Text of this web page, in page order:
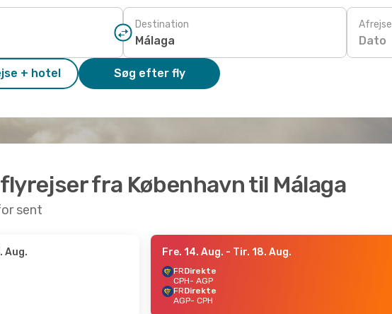
Destination Afrejse
Dato
+ hotel Søg efter fly
fra København til Málaga
sent
Aug. Fre. 14. Aug. - Tir. 18. Aug.
FRDirekte
CPH- AGP
FRDirekte
AGP- CPH